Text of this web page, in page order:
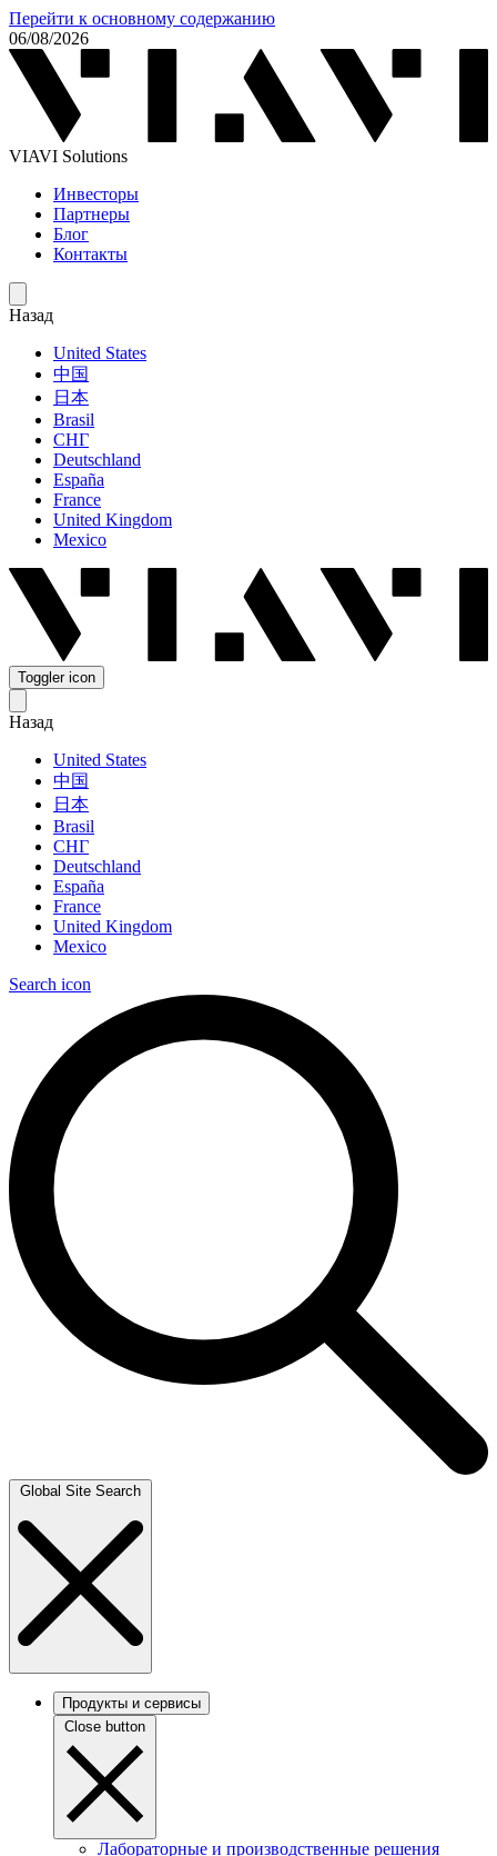
Перейти к основному содержанию
06/08/2026
VIAVI Solutions
Инвесторы
Партнеры
Блог
Контакты
Назад
United States
中国
日本
Brasil
СНГ
Deutschland
España
France
United Kingdom
Mexico
Toggler icon
Назад
United States
中国
日本
Brasil
СНГ
Deutschland
España
France
United Kingdom
Mexico
Search icon
Global Site Search
Продукты и сервисы
Close button
Лабораторные и производственные решения